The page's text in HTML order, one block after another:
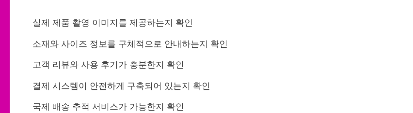
실제 제품 촬영 이미지를 제공하는지 확인
소재와 사이즈 정보를 구체적으로 안내하는지 확인
고객 리뷰와 사용 후기가 충분한지 확인
결제 시스템이 안전하게 구축되어 있는지 확인
국제 배송 추적 서비스가 가능한지 확인